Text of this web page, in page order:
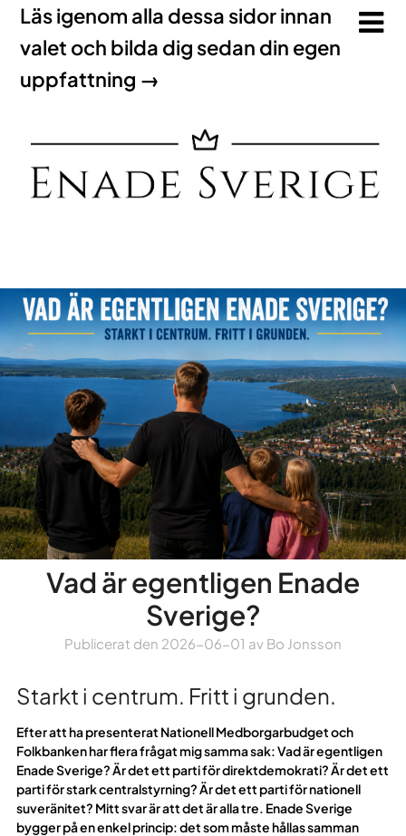
Läs igenom alla dessa sidor innan
valet och bilda dig sedan din egen
uppfattning →
Vad är egentligen Enade
Sverige?
Publicerat den 2026-06-01 av Bo Jonsson
Starkt i centrum. Fritt i grunden.
Efter att ha presenterat Nationell Medborgarbudget och
Folkbanken har flera frågat mig samma sak: Vad är egentligen
Enade Sverige? Är det ett parti för direktdemokrati? Är det ett
parti för stark centralstyrning? Är det ett parti för nationell
suveränitet? Mitt svar är att det är alla tre. Enade Sverige
bygger på en enkel princip: det som måste hållas samman